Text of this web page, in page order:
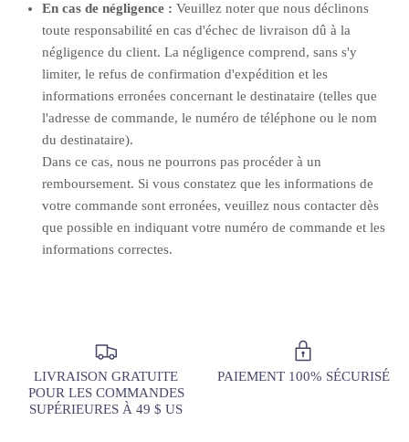
En cas de négligence : Veuillez noter que nous déclinons
toute responsabilité en cas d'échec de livraison dû à la
négligence du client. La négligence comprend, sans s'y
limiter, le refus de confirmation d'expédition et les
informations erronées concernant le destinataire (telles que
l'adresse de commande, le numéro de téléphone ou le nom
du destinataire).
Dans ce cas, nous ne pourrons pas procéder à un
remboursement. Si vous constatez que les informations de
votre commande sont erronées, veuillez nous contacter dès
que possible en indiquant votre numéro de commande et les
informations correctes.
LIVRAISON GRATUITE
POUR LES COMMANDES
SUPÉRIEURES À 49 $ US
PAIEMENT 100% SÉCURISÉ